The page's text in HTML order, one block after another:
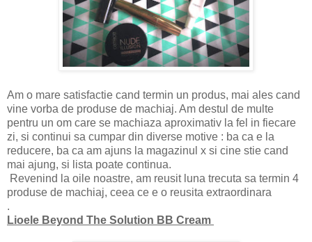
Am o mare satisfactie cand termin un produs, mai ales cand
vine vorba de produse de machiaj. Am destul de multe
pentru un om care se machiaza aproximativ la fel in fiecare
zi, si continui sa cumpar din diverse motive : ba ca e la
reducere, ba ca am ajuns la magazinul x si cine stie cand
mai ajung, si lista poate continua.
Revenind la oile noastre, am reusit luna trecuta sa termin 4
produse de machiaj, ceea ce e o reusita extraordinara
.
Lioele Beyond The Solution BB Cream